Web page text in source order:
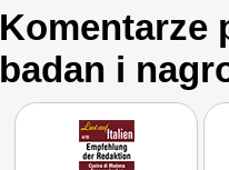
Komentarze
badan i